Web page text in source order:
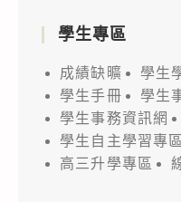
學生專區
成績缺曠
學生
學生手冊
學生
學生事務資訊網
學生自主學習專區
高三升學專區